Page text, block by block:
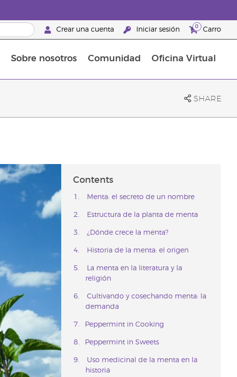
Crear una cuenta Iniciar sesión 0 Carro
Sobre nosotros Comunidad Oficina Virtual
SHARE
Contents
Menta: el secreto de un nombre
Estructura de la planta de menta
¿Dónde crece la menta?
Historia de la menta: el origen
La menta en la literatura y la
religión
Cultivando y cosechando menta: la
demanda
Peppermint in Cooking
Peppermint in Sweets
Uso medicinal de la menta en la
historia